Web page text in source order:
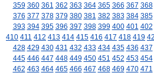
359 360 361 362 363 364 365 366 367 368
376 377 378 379 380 381 382 383 384 385
393 394 395 396 397 398 399 400 401 402
410 411 412 413 414 415 416 417 418 419
428 429 430 431 432 433 434 435 436 437
445 446 447 448 449 450 451 452 453 454
462 463 464 465 466 467 468 469 470 471